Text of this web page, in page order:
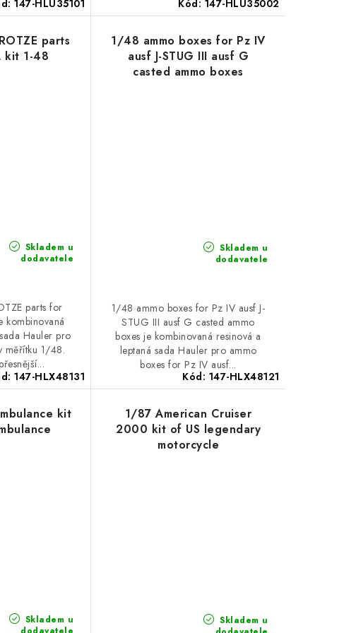
147-HLU35101 Kód: 147-HLU35002
parts
kit 1-48
Skladem u
dodavatele
parts for
kombinovaná
Hauler pro
měřítku 1/48.
147-HLX48131
1/48 ammo boxes for Pz IV
ausf J-STUG III ausf G
casted ammo boxes
Skladem u
dodavatele
1/48 ammo boxes for Pz IV ausf J-
STUG III ausf G casted ammo
boxes je kombinovaná resinová a
leptaná sada Hauler pro ammo
boxes for Pz IV ausf...
Kód: 147-HLX48121
kit
Skladem u
1/87 American Cruiser
2000 kit of US legendary
motorcycle
Skladem u